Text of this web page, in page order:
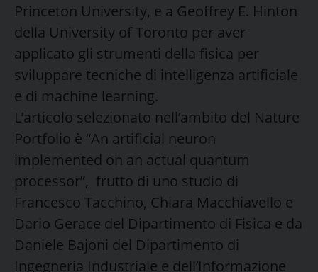
Princeton University, e a Geoffrey E. Hinton
della University of Toronto per aver
applicato gli strumenti della fisica per
sviluppare tecniche di intelligenza artificiale
e di machine learning.
L’articolo selezionato nell’ambito del Nature
Portfolio è “An artificial neuron
implemented on an actual quantum
processor”, frutto di uno studio di
Francesco Tacchino, Chiara Macchiavello e
Dario Gerace del Dipartimento di Fisica e da
Daniele Bajoni del Dipartimento di
Ingegneria Industriale e dell’Informazione